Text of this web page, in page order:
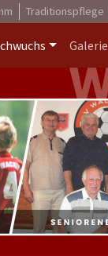
Traditionspflege
Galerie